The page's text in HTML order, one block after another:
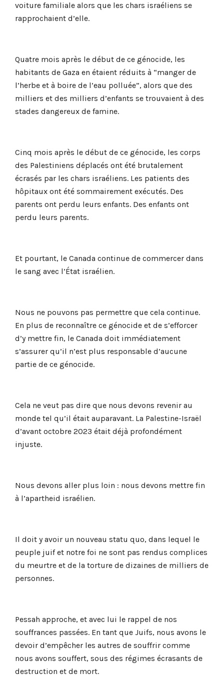
voiture familiale alors que les chars israéliens se
rapprochaient d’elle.
Quatre mois après le début de ce génocide, les
habitants de Gaza en étaient réduits à “manger de
l’herbe et à boire de l’eau polluée”, alors que des
milliers et des milliers d’enfants se trouvaient à des
stades dangereux de famine.
Cinq mois après le début de ce génocide, les corps
des Palestiniens déplacés ont été brutalement
écrasés par les chars israéliens. Les patients des
hôpitaux ont été sommairement exécutés. Des
parents ont perdu leurs enfants. Des enfants ont
perdu leurs parents.
Et pourtant, le Canada continue de commercer dans
le sang avec l’État israélien.
Nous ne pouvons pas permettre que cela continue.
En plus de reconnaître ce génocide et de s’efforcer
d’y mettre fin, le Canada doit immédiatement
s’assurer qu’il n’est plus responsable d’aucune
partie de ce génocide.
Cela ne veut pas dire que nous devons revenir au
monde tel qu’il était auparavant. La Palestine-Israël
d’avant octobre 2023 était déjà profondément
injuste.
Nous devons aller plus loin : nous devons mettre fin
à l’apartheid israélien.
Il doit y avoir un nouveau statu quo, dans lequel le
peuple juif et notre foi ne sont pas rendus complices
du meurtre et de la torture de dizaines de milliers de
personnes.
Pessah approche, et avec lui le rappel de nos
souffrances passées. En tant que Juifs, nous avons le
devoir d’empêcher les autres de souffrir comme
nous avons souffert, sous des régimes écrasants de
destruction et de mort.